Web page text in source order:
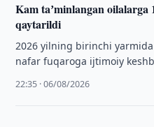
Kam taʼminlangan oilalarga
qaytarildi
2026 yilning birinchi yarmida
nafar fuqaroga ijtimoiy
22:35 · 06/08/2026